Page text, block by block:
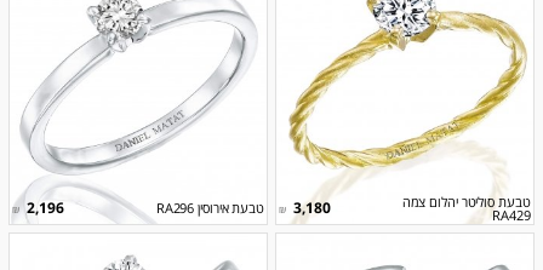
טבעת אירוסין RA296 2,196
₪
טבעת סוליטר יהלום צמה
RA429
3,180
₪